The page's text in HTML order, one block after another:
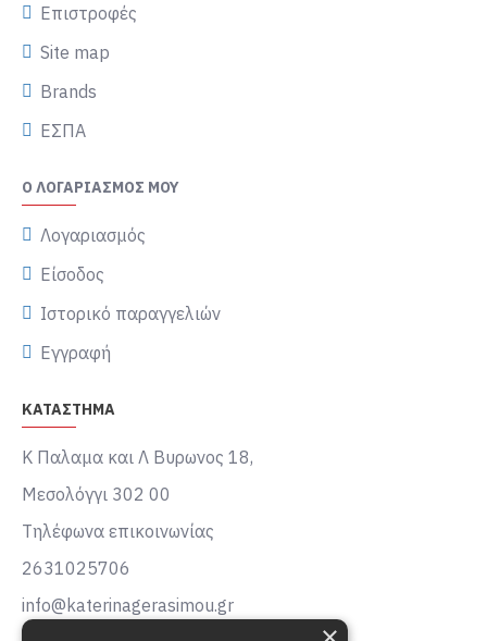
Επιστροφές
Site map
Brands
ΕΣΠΑ
Ο ΛΟΓΑΡΙΑΣΜΌΣ ΜΟΥ
Λογαριασμός
Είσοδος
Ιστορικό παραγγελιών
Εγγραφή
ΚΑΤΑΣΤΗΜΑ
Κ Παλαμα και Λ Βυρωνος 18,
Μεσολόγγι 302 00
Τηλέφωνα επικοινωνίας
2631025706
info@katerinagerasimou.gr